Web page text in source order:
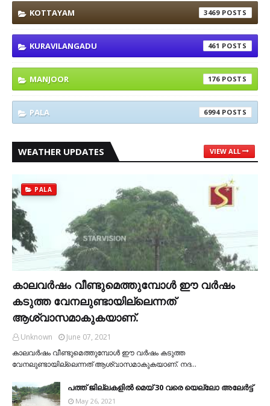
KOTTAYAM 3469
KURAVILANGADU 461
MANJOOR 176
PALA 6994
WEATHER UPDATES VIEW ALL
PALA
കാലവര്‍ഷം വീണ്ടുമെത്തുമ്പോള്‍ ഈ വര്‍ഷം
കടുത്ത വേനലുണ്ടായില്ലെന്നത്
ആശ്വാസമാകുകയാണ്.
Unknown
June 07, 2021
കാലവര്‍ഷം വീണ്ടുമെത്തുമ്പോള്‍ ഈ വര്‍ഷം കടുത്ത
വേനലുണ്ടായില്ലെന്നത് ആശ്വാസമാകുകയാണ്. നദ…
പത്ത് ജില്ലകളില്‍ മെയ് 30 വരെ യെല്ലോ അലേര്‍ട്ട്
May 26, 2021